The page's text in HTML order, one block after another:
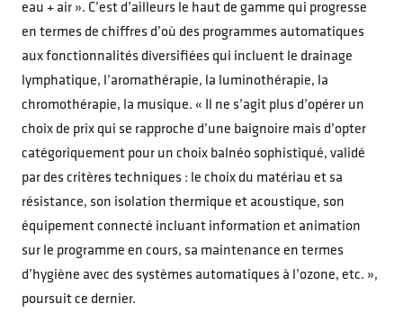
eau + air ». C’est d’ailleurs le haut de gamme qui progresse
en termes de chiffres d’où des programmes automatiques
aux fonctionnalités diversifiées qui incluent le drainage
lymphatique, l’aromathérapie, la luminothérapie, la
chromothérapie, la musique. « Il ne s’agit plus d’opérer un
choix de prix qui se rapproche d’une baignoire mais d’opter
catégoriquement pour un choix balnéo sophistiqué, validé
par des critères techniques : le choix du matériau et sa
résistance, son isolation thermique et acoustique, son
équipement connecté incluant information et animation
sur le programme en cours, sa maintenance en termes
d’hygiène avec des systèmes automatiques à l’ozone, etc. »,
poursuit ce dernier.